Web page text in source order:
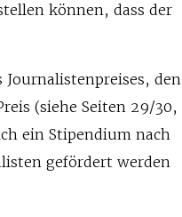
können, dass der
den
(siehe Seiten 29/30,
ein Stipendium nach
gefördert werden